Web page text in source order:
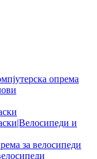
опрема
и
за велосипеди